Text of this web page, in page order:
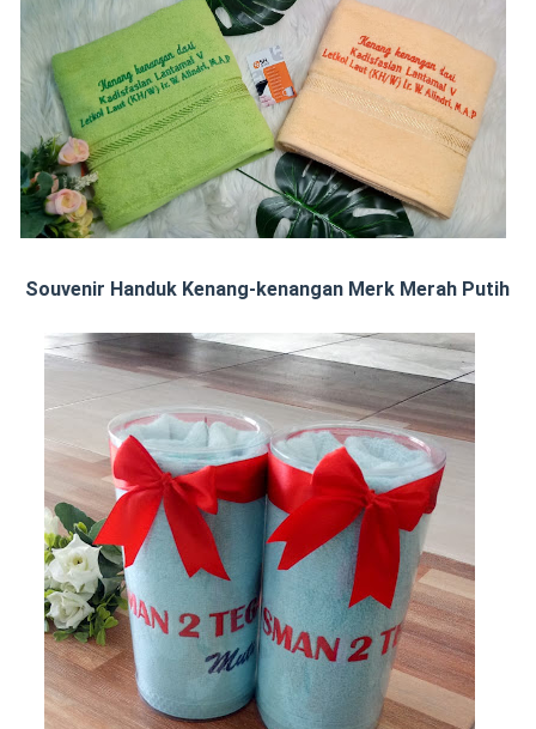
Souvenir Handuk Kenang-kenangan Merk Merah Putih